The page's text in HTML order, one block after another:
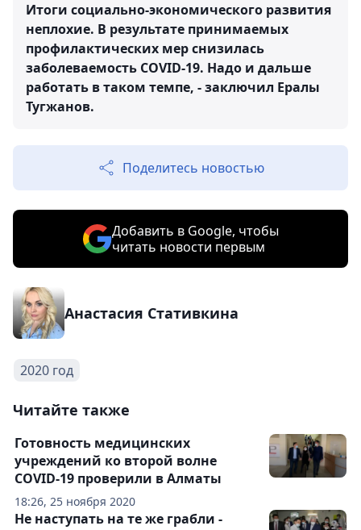
Итоги социально-экономического развития
неплохие. В результате принимаемых
профилактических мер снизилась
заболеваемость COVID-19. Надо и дальше
работать в таком темпе, - заключил Ералы
Тугжанов.
Поделитесь новостью
Добавить в Google, чтобы
читать новости первым
Анастасия Стативкина
2020 год
Читайте также
18:26, 25 ноября 2020
Готовность медицинских
учреждений ко второй волне
COVID-19 проверили в Алматы
Не наступать на те же грабли -